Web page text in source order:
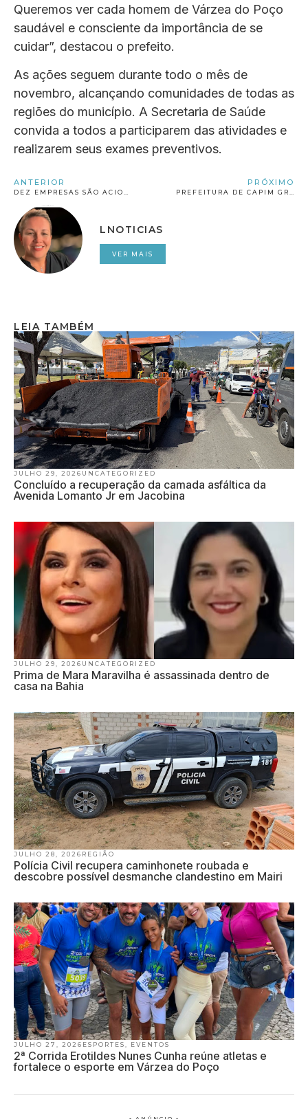
Queremos ver cada homem de Várzea do Poço
saudável e consciente da importância de se
cuidar”, destacou o prefeito.
As ações seguem durante todo o mês de
novembro, alcançando comunidades de todas as
regiões do município. A Secretaria de Saúde
convida a todos a participarem das atividades e
realizarem seus exames preventivos.
ANTERIOR PRÓXIMO
LNOTICIAS
VER MAIS
LEIA TAMBÉM
JULHO 29, 2026 UNCATEGORIZED
Concluído a recuperação da camada asfáltica da
Avenida Lomanto Jr em Jacobina
JULHO 29, 2026 UNCATEGORIZED
Prima de Mara Maravilha é assassinada dentro de
casa na Bahia
JULHO 28, 2026 REGIÃO
Polícia Civil recupera caminhonete roubada e
descobre possível desmanche clandestino em Mairi
JULHO 27, 2026 ESPORTES EVENTOS
2ª Corrida Erotildes Nunes Cunha reúne atletas e
fortalece o esporte em Várzea do Poço